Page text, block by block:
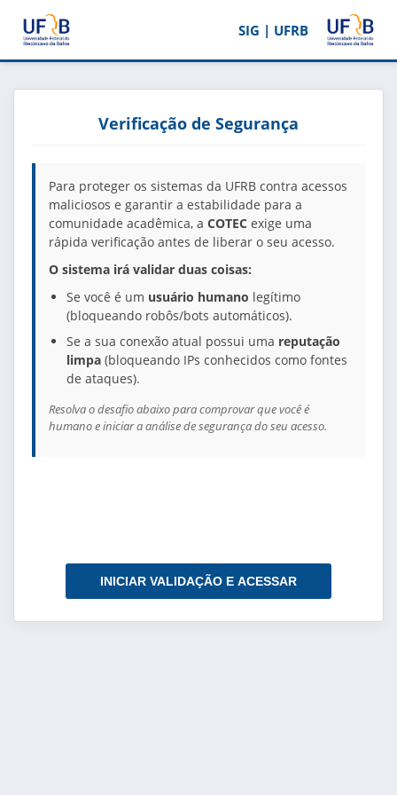
SIG | UFRB
Verificação de Segurança
Para proteger os sistemas da UFRB contra acessos
maliciosos e garantir a estabilidade para a
comunidade acadêmica, a COTEC exige uma
rápida verificação antes de liberar o seu acesso.
O sistema irá validar duas coisas:
Se você é um usuário humano legítimo
(bloqueando robôs/bots automáticos).
Se a sua conexão atual possui uma reputação
limpa (bloqueando IPs conhecidos como fontes
de ataques).
Resolva o desafio abaixo para comprovar que você é
humano e iniciar a análise de segurança do seu acesso.
INICIAR VALIDAÇÃO E ACESSAR